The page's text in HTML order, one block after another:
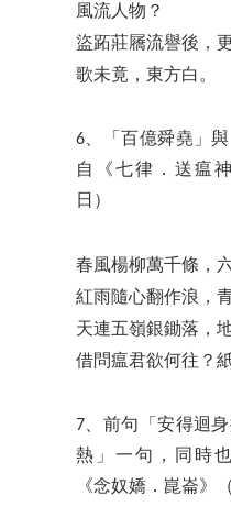
風流人物？
盜跖莊屩流譽後，
歌未竟，東方白。
6、「百億舜堯」
自《七律．送瘟
日）
春風楊柳萬千條，
紅雨隨心翻作浪，
天連五嶺銀鋤落，
借問瘟君欲何往？
7、前句「安得迴
熱」一句，同時
《念奴嬌．崑崙》